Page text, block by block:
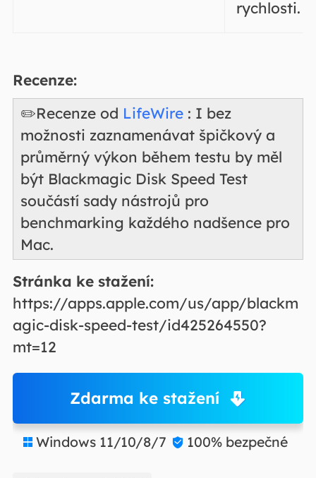
rychlosti.
Recenze:
✏️Recenze od LifeWire: I bez
možnosti zaznamenávat špičkový a
průměrný výkon během testu by měl
být Blackmagic Disk Speed Test
součástí sady nástrojů pro
benchmarking každého nadšence pro
Mac.
Stránka ke stažení:
https://apps.apple.com/us/app/blackm
agic-disk-speed-test/id425264550?
mt=12
Zdarma ke stažení
 Windows 11/10/8/7  100% bezpečné